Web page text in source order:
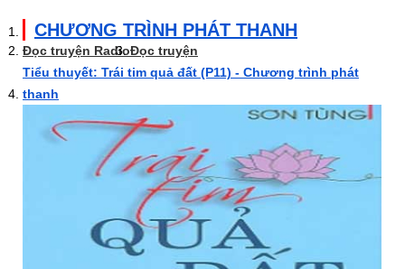
CHƯƠNG TRÌNH PHÁT THANH
Đọc truyện RadioĐọc truyện
Tiểu thuyết: Trái tim quả đất (P11) - Chương trình phát
thanh